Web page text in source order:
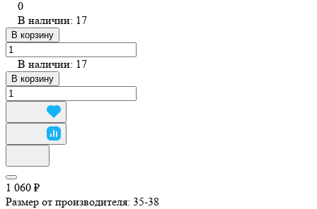
0
В наличии: 17
В корзину
В наличии: 17
В корзину
1 060 ₽
Размер от производителя: 35-38